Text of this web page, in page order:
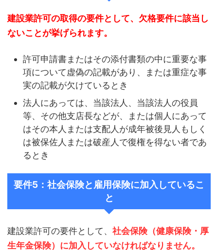
建設業許可の取得の要件として、欠格要件に該当し
ないことが挙げられます。
許可申請書またはその添付書類の中に重要な事
項について虚偽の記載があり、または重症な事
実の記載が欠けているとき
法人にあっては、当該法人、当該法人の役員
等、その他支店長などが、または個人にあって
はその本人または支配人が成年被後見人もしく
は被保佐人または破産人で復権を得ない者であ
るとき
要件5：社会保険と雇用保険に加入しているこ
と
建設業許可の要件として、 社会保険（健康保険・厚
生年金保険）に加入していなければなりません。